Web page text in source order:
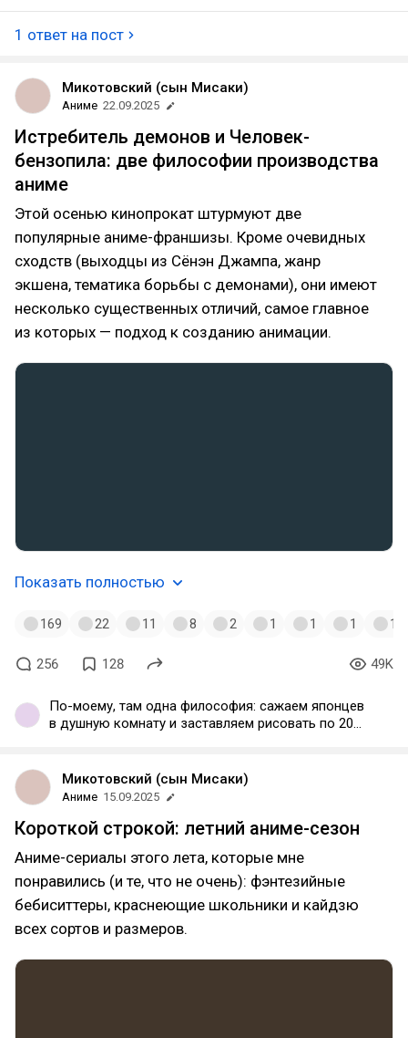
ним правильно работать и он хорошо подходит
1 ответ на пост
Микотовский (сын Мисаки)
Аниме 22.09.2025
Истребитель демонов и Человек-
бензопила: две философии производства
аниме
Этой осенью кинопрокат штурмуют две
популярные аниме-франшизы. Кроме очевидных
сходств (выходцы из Сёнэн Джампа, жанр
экшена, тематика борьбы с демонами), они имеют
несколько существенных отличий, самое главное
из которых — подход к созданию анимации.
Показать полностью
169 22 11 8 2 1 1 1 1
256 128 49K
По-моему, там одна философия: сажаем японцев
в душную комнату и заставляем рисовать по 20
говно.
Микотовский (сын Мисаки)
Аниме 15.09.2025
Короткой строкой: летний аниме-сезон
Аниме-сериалы этого лета, которые мне
понравились (и те, что не очень): фэнтезийные
бебиситтеры, краснеющие школьники и кайдзю
всех сортов и размеров.